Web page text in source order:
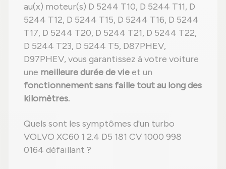
au(x) moteur(s) D 5244 T10, D 5244 T11, D
5244 T12, D 5244 T15, D 5244 T16, D 5244
T17, D 5244 T20, D 5244 T21, D 5244 T22,
D 5244 T23, D 5244 T5, D87PHEV,
D97PHEV, vous garantissez à votre voiture
une meilleure durée de vieet un
fonctionnement sans faille tout au long des
kilomètres.
Quels sont les symptômes d'un turbo
VOLVO XC60 1 2.4 D5 181 CV 1000 998
0164 défaillant ?